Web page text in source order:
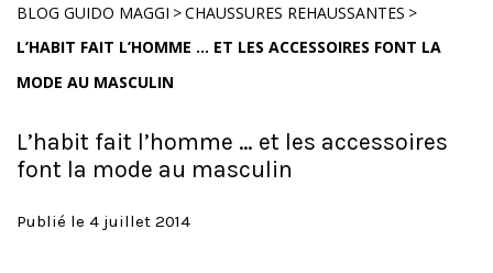
BLOG GUIDO MAGGI >CHAUSSURES REHAUSSANTES >
L’HABIT FAIT L’HOMME … ET LES ACCESSOIRES FONT LA
MODE AU MASCULIN
L’habit fait l’homme … et les accessoires
font la mode au masculin
Publié le 4 juillet 2014